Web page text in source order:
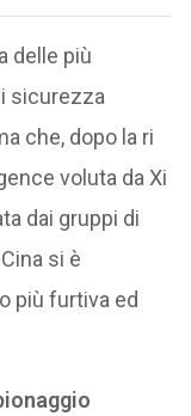
delle più
sicurezza
che, dopo la ri
voluta da Xi
dai gruppi di
si è
più furtiva ed